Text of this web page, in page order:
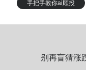
手把手教你ai顾投
别再盲猜涨